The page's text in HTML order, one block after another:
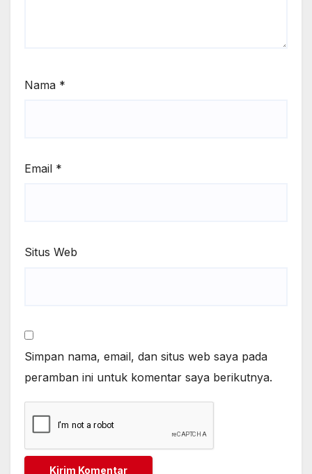
Nama *
Email *
Situs Web
Simpan nama, email, dan situs web saya pada
peramban ini untuk komentar saya berikutnya.